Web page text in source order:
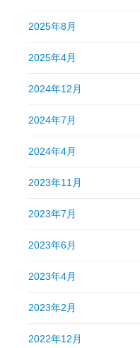
2025年8月
2025年4月
2024年12月
2024年7月
2024年4月
2023年11月
2023年7月
2023年6月
2023年4月
2023年2月
2022年12月